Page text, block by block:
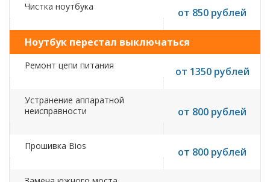
Чистка ноутбука от 850 рублей
Ноутбук перестал выключаться
Ремонт цепи питания от 1350 рублей
Устранение аппаратной
неисправности
от 800 рублей
Прошивка Bios от 800 рублей